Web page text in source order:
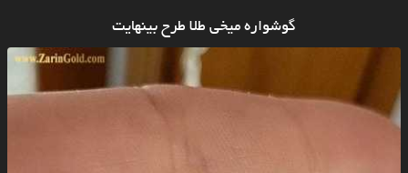
گوشواره میخی طلا طرح بینهایت